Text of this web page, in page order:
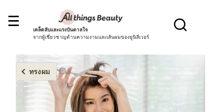
เคล็ดลับและแรงบันดาลใจ
จากผู้เชี่ยวชาญด้านความงามและเส้นผมของยูนิลีเวอร์
ทรงผม